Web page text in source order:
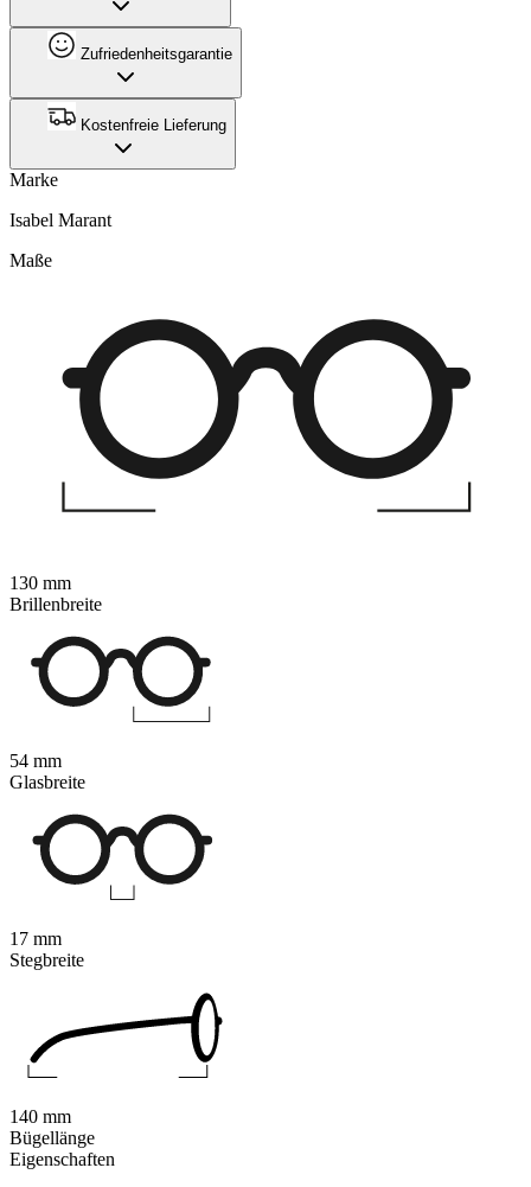
Zufriedenheitsgarantie
Kostenfreie Lieferung
Marke
Isabel Marant
Eigenschaften
Maße
130 mm
Brillenbreite
54 mm
Glasbreite
17 mm
Stegbreite
140 mm
Bügellänge